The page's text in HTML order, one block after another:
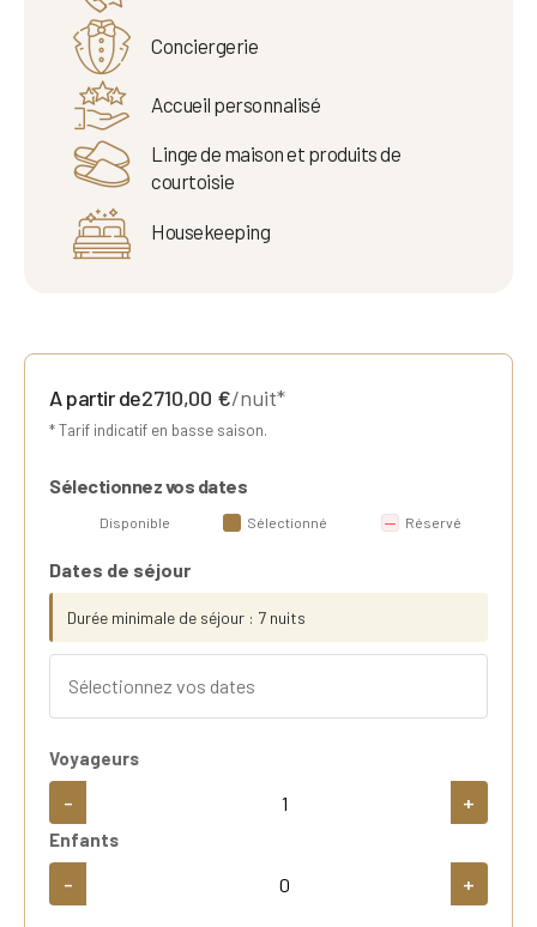
Conciergerie
Accueil personnalisé
Linge de maison et produits de
courtoisie
Housekeeping
A partir de2710,00 €/nuit*
* Tarif indicatif en basse saison.
Sélectionnez vos dates
Disponible Sélectionné Réservé
Dates de séjour
Durée minimale de séjour : 7 nuits
Voyageurs
- +
Enfants
- +